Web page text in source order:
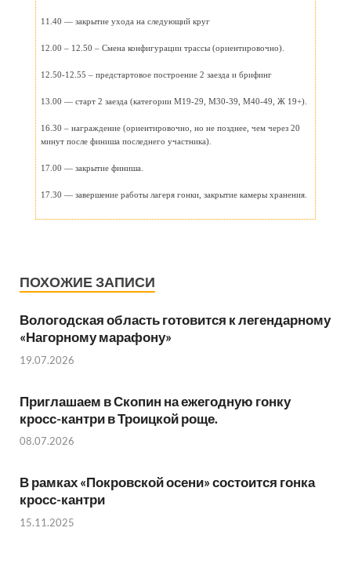
11.40 — закрытие ухода на следующий круг
12.00 – 12.50 – Смена конфигурации трассы (ориентировочно).
12.50-12.55 – предстартовое построение 2 заезда и брифинг
13.00 — старт 2 заезда (категории М19-29, М30-39, М40-49, Ж 19+).
16.30 – награждение (ориентировочно, но не позднее, чем через 20
минут после финиша последнего участника).
17.00 — закрытие финиша.
17.30 — завершение работы лагеря гонки, закрытие камеры хранения.
ПОХОЖИЕ ЗАПИСИ
Вологодская область готовится к легендарному
«Нагорному марафону»
19.07.2026
Приглашаем в Скопин на ежегодную гонку
кросс-кантри в Троицкой роще.
08.07.2026
В рамках «Покровской осени» состоится гонка
кросс-кантри
15.11.2025